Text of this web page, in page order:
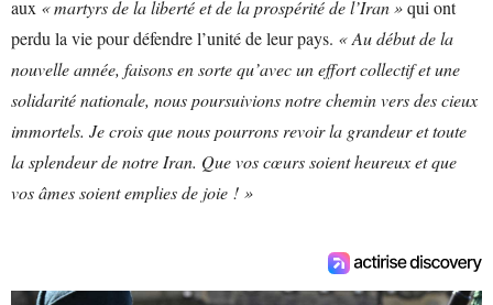
aux « martyrs de la liberté et de la prospérité de l’Iran »qui ont
perdu la vie pour défendre l’unité de leur pays. « Au début de la
nouvelle année, faisons en sorte qu’avec un effort collectif et une
solidarité nationale, nous poursuivions notre chemin vers des cieux
immortels. Je crois que nous pourrons revoir la grandeur et toute
la splendeur de notre Iran. Que vos cœurs soient heureux et que
vos âmes soient emplies de joie ! »